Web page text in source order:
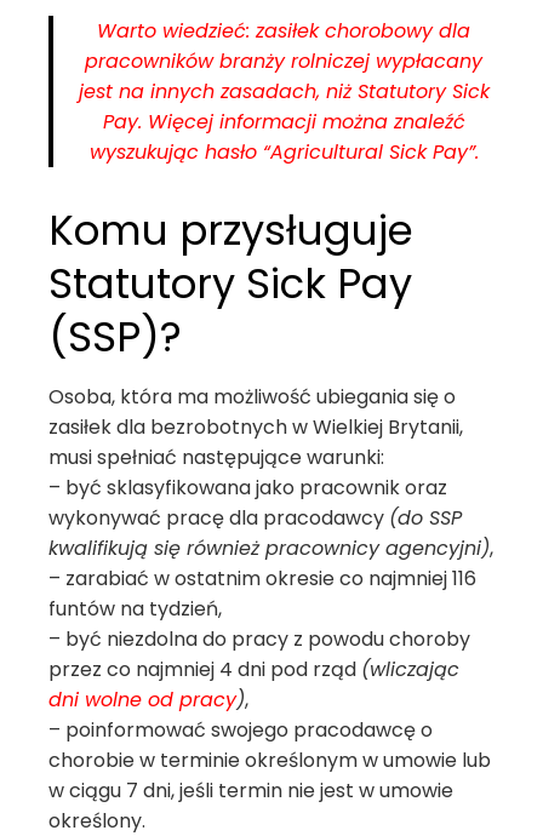
Warto wiedzieć: zasiłek chorobowy dla
pracowników branży rolniczej wypłacany
jest na innych zasadach, niż Statutory Sick
Pay. Więcej informacji można znaleźć
wyszukując hasło “Agricultural Sick Pay”.
Komu przysługuje
Statutory Sick Pay
(SSP)?
Osoba, która ma możliwość ubiegania się o
zasiłek dla bezrobotnych w Wielkiej Brytanii,
musi spełniać następujące warunki:
– być sklasyfikowana jako pracownik oraz
wykonywać pracę dla pracodawcy (do SSP
kwalifikują się również pracownicy agencyjni),
– zarabiać w ostatnim okresie co najmniej 116
funtów na tydzień,
– być niezdolna do pracy z powodu choroby
przez co najmniej 4 dni pod rząd (wliczając
dni wolne od pracy),
– poinformować swojego pracodawcę o
chorobie w terminie określonym w umowie lub
w ciągu 7 dni, jeśli termin nie jest w umowie
określony.